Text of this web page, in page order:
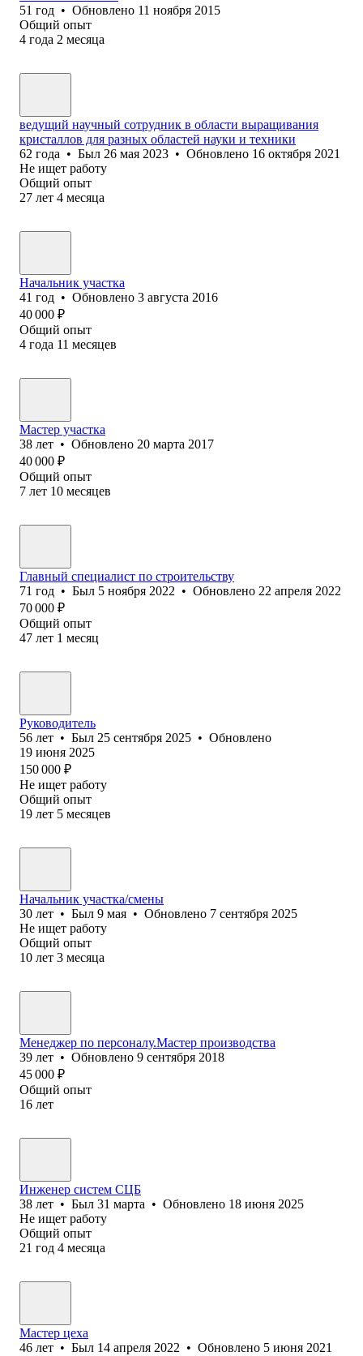
51 год • Обновлено 11 ноября 2015
Общий опыт
4 года 2 месяца
ведущий научный сотрудник в области выращивания
кристаллов для разных областей науки и техники
62 года • Был 26 мая 2023 • Обновлено 16 октября 2021
Не ищет работу
Общий опыт
27 лет 4 месяца
Начальник участка
41 год • Обновлено 3 августа 2016
40 000 ₽
Общий опыт
4 года 11 месяцев
Мастер участка
38 лет • Обновлено 20 марта 2017
40 000 ₽
Общий опыт
7 лет 10 месяцев
Главный специалист по строительству
71 год • Был 5 ноября 2022 • Обновлено 22 апреля 2022
70 000 ₽
Общий опыт
47 лет 1 месяц
Руководитель
56 лет • Был 25 сентября 2025 • Обновлено
19 июня 2025
150 000 ₽
Не ищет работу
Общий опыт
19 лет 5 месяцев
Начальник участка/смены
30 лет • Был 9 мая • Обновлено 7 сентября 2025
Не ищет работу
Общий опыт
10 лет 3 месяца
Менеджер по персоналу.Мастер производства
39 лет • Обновлено 9 сентября 2018
45 000 ₽
Общий опыт
16 лет
Инженер систем СЦБ
38 лет • Был 31 марта • Обновлено 18 июня 2025
Не ищет работу
Общий опыт
21 год 4 месяца
Мастер цеха
46 лет • Был 14 апреля 2022 • Обновлено 5 июня 2021